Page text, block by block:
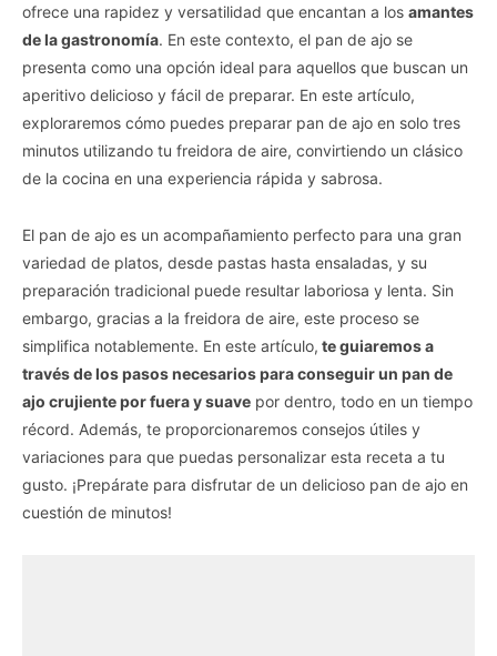
ofrece una rapidez y versatilidad que encantan a los amantes
de la gastronomía. En este contexto, el pan de ajo se
presenta como una opción ideal para aquellos que buscan un
aperitivo delicioso y fácil de preparar. En este artículo,
exploraremos cómo puedes preparar pan de ajo en solo tres
minutos utilizando tu freidora de aire, convirtiendo un clásico
de la cocina en una experiencia rápida y sabrosa.
El pan de ajo es un acompañamiento perfecto para una gran
variedad de platos, desde pastas hasta ensaladas, y su
preparación tradicional puede resultar laboriosa y lenta. Sin
embargo, gracias a la freidora de aire, este proceso se
simplifica notablemente. En este artículo, te guiaremos a
través de los pasos necesarios para conseguir un pan de
ajo crujiente por fuera y suave por dentro, todo en un tiempo
récord. Además, te proporcionaremos consejos útiles y
variaciones para que puedas personalizar esta receta a tu
gusto. ¡Prepárate para disfrutar de un delicioso pan de ajo en
cuestión de minutos!